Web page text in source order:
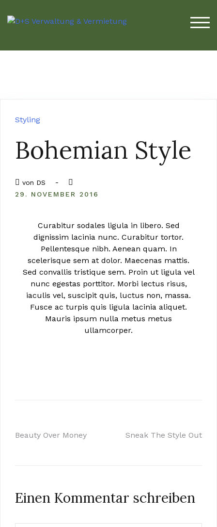
Styling
Bohemian Style
von DS -
29. NOVEMBER 2016
Curabitur sodales ligula in libero. Sed
dignissim lacinia nunc. Curabitur tortor.
Pellentesque nibh. Aenean quam. In
scelerisque sem at dolor. Maecenas mattis.
Sed convallis tristique sem. Proin ut ligula vel
nunc egestas porttitor. Morbi lectus risus,
iaculis vel, suscipit quis, luctus non, massa.
Fusce ac turpis quis ligula lacinia aliquet.
Mauris ipsum nulla metus metus
ullamcorper.
Beauty Over Money Sneak The Style Out
Einen Kommentar schreiben